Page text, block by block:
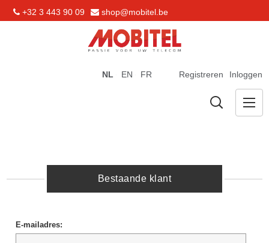
+32 3 443 90 09 shop@mobitel.be
Registreren Inloggen
NL EN FR
Bestaande klant
E-mailadres: